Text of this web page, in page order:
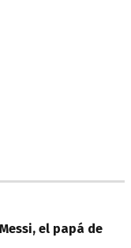
el papá de